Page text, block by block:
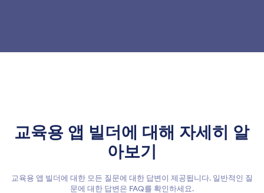
교육용 앱 빌더에 대해 자세히 알
아보기
교육용 앱 빌더에 대한 모든 질문에 대한 답변이 제공됩니다. 일반적인 질
문에 대한 답변은 FAQ를 확인하세요.